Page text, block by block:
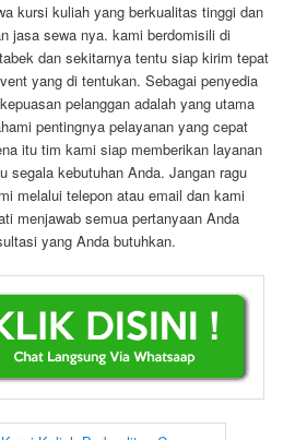
kursi kuliah yang berkualitas tinggi dan
jasa sewa nya. kami berdomisili di
dan sekitarnya tentu siap kirim tepat
yang di tentukan. Sebagai penyedia
pelanggan adalah yang utama
pentingnya pelayanan yang cepat
itu tim kami siap memberikan layanan
segala kebutuhan Anda. Jangan ragu
melalui telepon atau email dan kami
menjawab semua pertanyaan Anda
yang Anda butuhkan.